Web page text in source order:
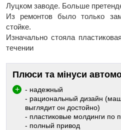
Луцком заводе. Больше
Из ремонтов было только
стойке.
Изначально стояла
течении
Плюси та мінуси
- надежный
- рациональный дизайн
выглядит он достойно)
- пластиковые молдинги по
- полный привод